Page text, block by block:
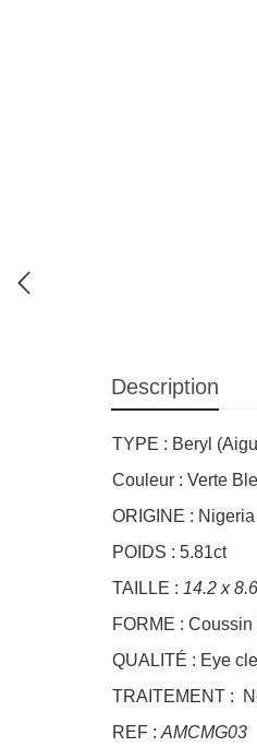
Description
TYPE : Beryl
Couleur : Verte
ORIGINE :
POIDS : 5.81ct
TAILLE : 14.2 x
FORME : Coussin
QUALITÉ : Eye
TRAITEMENT :
REF : AMCMG03